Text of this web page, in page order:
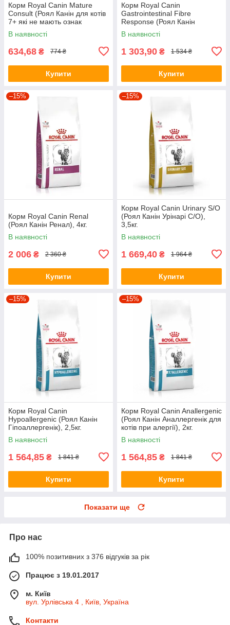
Корм Royal Canin Mature
Consult (Роял Канін для котів
7+ які не мають ознак
старіння) 1,5кг
В наявності
634,68 ₴ 774 ₴
Купити
Корм Royal Canin
Gastrointestinal Fibre
Response (Роял Канін
Гастроінтестінал Файбер
Респонс) 2кг.
В наявності
1 303,90 ₴ 1 534 ₴
Купити
–15%
Корм Royal Canin Renal
(Роял Канін Ренал), 4кг.
В наявності
2 006 ₴ 2 360 ₴
Купити
–15%
Корм Royal Canin Urinary S/O
(Роял Канін Урінарі С/О),
3,5кг.
В наявності
1 669,40 ₴ 1 964 ₴
Купити
–15%
Корм Royal Canin
Hypoallergenic (Роял Канін
Гіпоаллергенік), 2,5кг.
В наявності
1 564,85 ₴ 1 841 ₴
Купити
–15%
Корм Royal Canin Anallergenic
(Роял Канін Аналлергенік для
котів при алергії), 2кг.
В наявності
1 564,85 ₴ 1 841 ₴
Купити
Показати ще
Про нас
100% позитивних з 376 відгуків за рік
Працює з 19.01.2017
м. Київ
вул. Урлівська 4 , Київ, Україна
Контакти